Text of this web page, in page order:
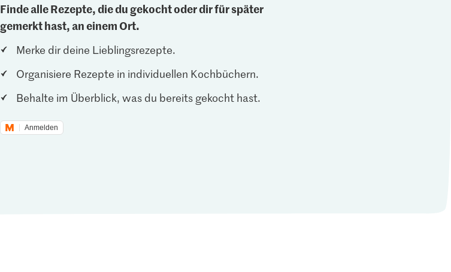
Finde alle Rezepte, die du gekocht oder dir für später
gemerkt hast, an einem Ort.
Merke dir deine Lieblingsrezepte.
Organisiere Rezepte in individuellen Kochbüchern.
Behalte im Überblick, was du bereits gekocht hast.
Anmelden